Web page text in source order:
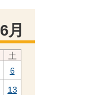
6月
土
6
13